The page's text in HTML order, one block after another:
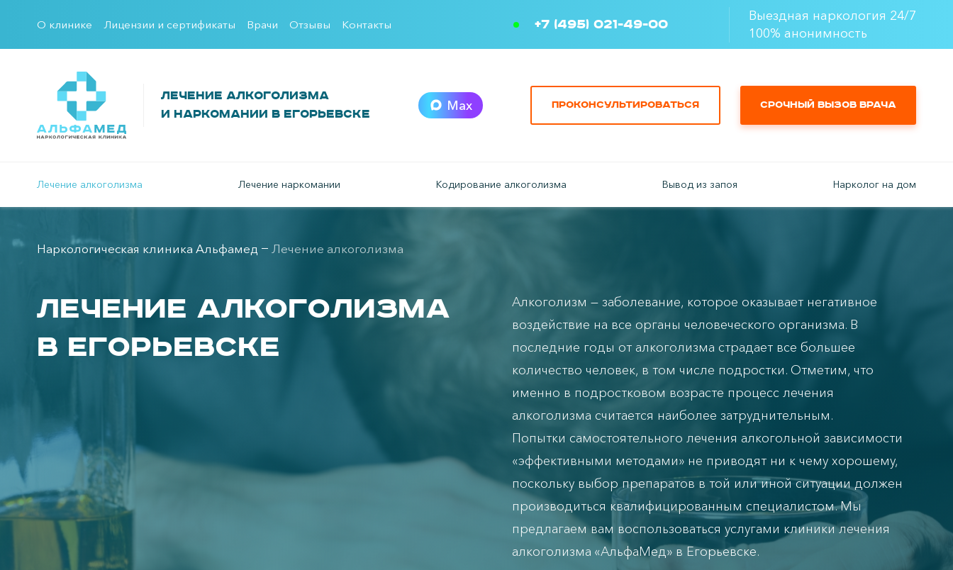
О клинике Лицензии и сертификаты Врачи Отзывы Контакты +7 (495) 021-49-00
Выездная наркология 24/7
100% анонимность
Лечение алкоголизма
и наркомании в Егорьевске
Max Проконсультироваться Срочный вызов врача
Лечение алкоголизма Лечение наркомании Кодирование алкоголизма Вывод из запоя Нарколог на дом
Наркологическая клиника Альфамед Лечение алкоголизма
Лечение алкоголизма
в Егорьевске
Алкоголизм — заболевание, которое оказывает негативное
воздействие на все органы человеческого организма. В
последние годы от алкоголизма страдает все большее
количество человек, в том числе подростки. Отметим, что
именно в подростковом возрасте процесс лечения
алкоголизма считается наиболее затруднительным.
Попытки самостоятельного лечения алкогольной зависимости
«эффективными методами» не приводят ни к чему хорошему,
поскольку выбор препаратов в той или иной ситуации должен
производиться квалифицированным специалистом. Мы
предлагаем вам воспользоваться услугами клиники лечения
алкоголизма «АльфаМед» в Егорьевске.